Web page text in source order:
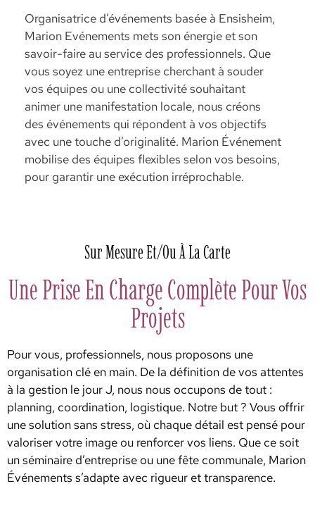
Organisatrice d’événements basée à Ensisheim,
Marion Evénements mets son énergie et son
savoir-faire au service des professionnels. Que
vous soyez une entreprise cherchant à souder
vos équipes ou une collectivité souhaitant
animer une manifestation locale, nous créons
des événements qui répondent à vos objectifs
avec une touche d’originalité. Marion Événement
mobilise des équipes flexibles selon vos besoins,
pour garantir une exécution irréprochable.
Sur Mesure Et/ou À La Carte
Une Prise En Charge Complète Pour Vos
Projets
Pour vous, professionnels, nous proposons une
organisation clé en main. De la définition de vos attentes
à la gestion le jour J, nous nous occupons de tout :
planning, coordination, logistique. Notre but ? Vous offrir
une solution sans stress, où chaque détail est pensé pour
valoriser votre image ou renforcer vos liens. Que ce soit
un séminaire d’entreprise ou une fête communale, Marion
Événements s’adapte avec rigueur et transparence.